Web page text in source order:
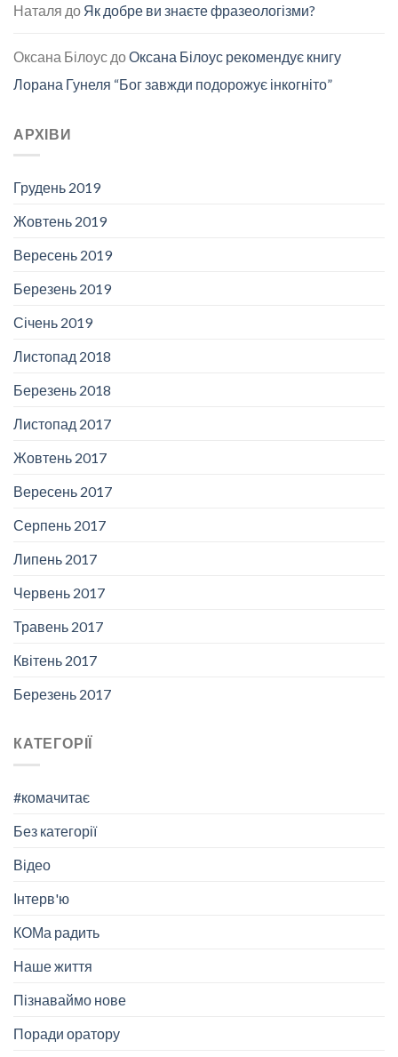
Наталя до Як добре ви знаєте фразеологізми?
Оксана Білоус доОксана Білоус рекомендує книгу
Лорана Гунеля “Бог завжди подорожує інкогніто”
АРХІВИ
Грудень 2019
Жовтень 2019
Вересень 2019
Березень 2019
Січень 2019
Листопад 2018
Березень 2018
Листопад 2017
Жовтень 2017
Вересень 2017
Серпень 2017
Липень 2017
Червень 2017
Травень 2017
Квітень 2017
Березень 2017
КАТЕГОРІЇ
#комачитає
Без категорії
Відео
Інтерв'ю
КОМа радить
Наше життя
Пізнаваймо нове
Поради оратору